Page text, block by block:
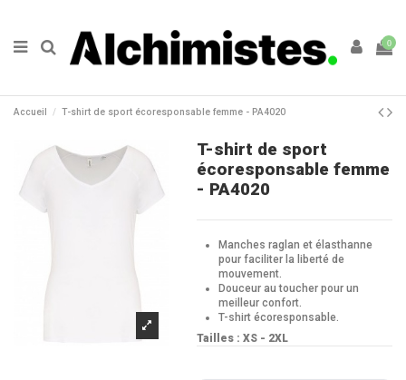
0
Accueil T-shirt de sport écoresponsable femme - PA4020
T-shirt de sport
écoresponsable femme
- PA4020
Manches raglan et élasthanne
pour faciliter la liberté de
mouvement.
Douceur au toucher pour un
meilleur confort.
T-shirt écoresponsable.
Tailles : XS - 2XL